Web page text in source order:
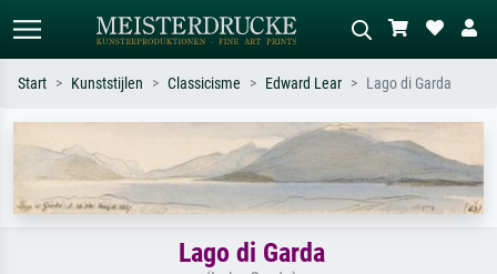
Standaard zoeken AI-beeldzoeker
Zoek op kunstenaar, titel of stijl – bijv.
Monet, Sterrennacht, impressionisme,
Hokusai-golf, naakt.
Beschrijf de scène – bijv. groene
weide, abstract met veel rood, donker
olieverfschilderij, staand naakt naast
Start Kunststijlen Classicisme Edward Lear Lago di Garda
Lago di Garda